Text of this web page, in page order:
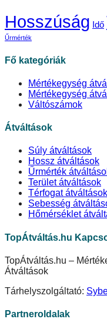
Hosszúság Idő
Űrmérték
Fő kategóriák
Mértékegység
Mértékegység
Váltószámok
Átváltások
Súly átváltások
Hossz átváltások
Űrmérték
Terület átváltások
Térfogat átváltások
Sebesség
Hőmérséklet
TopÁtváltás.hu
TopÁtváltás.hu –
Átváltások
Tárhelyszolgáltató:
Partneroldalak